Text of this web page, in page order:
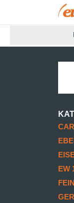
EW